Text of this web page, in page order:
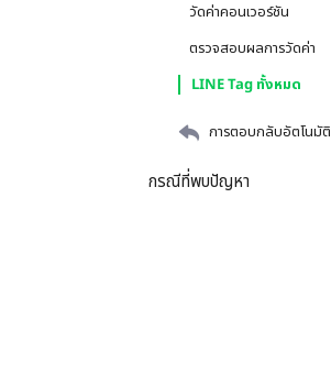
วัดค่าคอนเวอร์ชัน
ตรวจสอบผลการวัดค่า
LINE Tag ทั้งหมด
การตอบกลับอัตโนมัติ
กรณีที่พบปัญหา